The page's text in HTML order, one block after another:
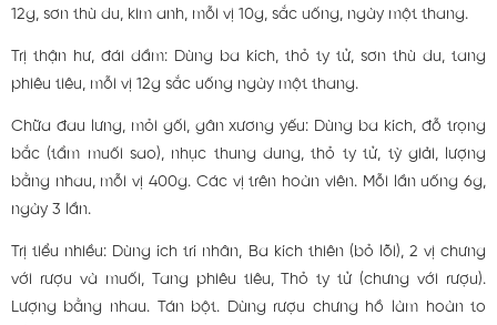
12g, sơn thù du, kim anh, mỗi vị 10g, sắc uống, ngày một thang.
Trị thận hư, đái dầm: Dùng ba kích, thỏ ty tử, sơn thù du, tang
phiêu tiêu, mỗi vị 12g sắc uống ngày một thang.
Chữa đau lưng, mỏi gối, gân xương yếu: Dùng ba kích, đỗ trọng
bắc (tẩm muối sao), nhục thung dung, thỏ ty tử, tỳ giải, lượng
bằng nhau, mỗi vị 400g. Các vị trên hoàn viên. Mỗi lần uống 6g,
ngày 3 lần.
Trị tiểu nhiều: Dùng ích trí nhân, Ba kích thiên (bỏ lõi), 2 vị chưng
với rượu và muối, Tang phiêu tiêu, Thỏ ty tử (chưng với rượu).
Lượng bằng nhau. Tán bột. Dùng rượu chưng hồ làm hoàn to